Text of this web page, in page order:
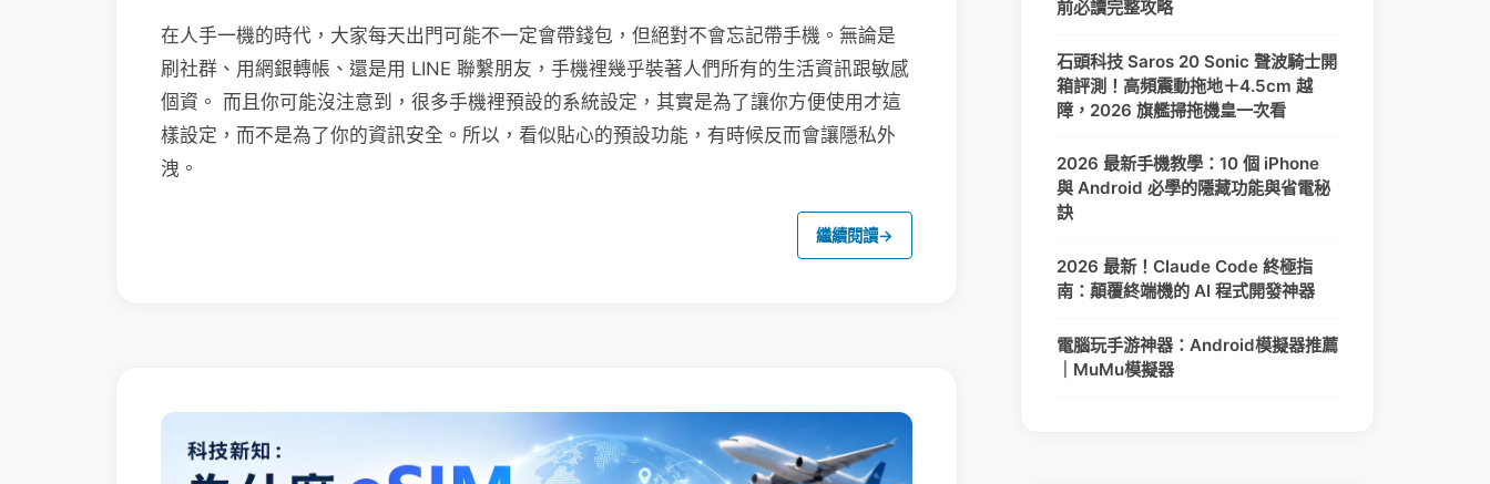
在人手一機的時代，大家每天出門可能不一定會帶錢包，但絕對不會忘記帶手機。無論是
刷社群、用網銀轉帳、還是用 LINE 聯繫朋友，手機裡幾乎裝著人們所有的生活資訊跟敏感
個資。 而且你可能沒注意到，很多手機裡預設的系統設定，其實是為了讓你方便使用才這
樣設定，而不是為了你的資訊安全。所以，看似貼心的預設功能，有時候反而會讓隱私外
洩。
繼續閱讀→
前必讀完整攻略
石頭科技 Saros 20 Sonic 聲波騎士開
箱評測！高頻震動拖地＋4.5cm 越
障，2026 旗艦掃拖機皇一次看
2026 最新手機教學：10 個 iPhone
與 Android 必學的隱藏功能與省電秘
訣
2026 最新！Claude Code 終極指
南：顛覆終端機的 AI 程式開發神器
電腦玩手游神器：Android模擬器推薦
｜MuMu模擬器